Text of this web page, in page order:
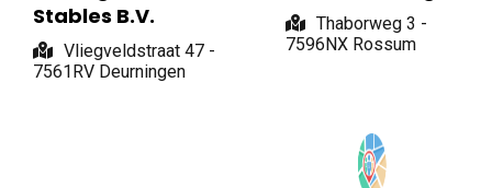
Stables B.V.
Vliegveldstraat 47 -
7561RV Deurningen
Thaborweg 3 -
7596NX Rossum